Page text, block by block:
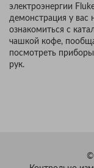
электроэнергии
демонстрация у
ознакомиться с
чашкой кофе,
посмотреть
рук.
©